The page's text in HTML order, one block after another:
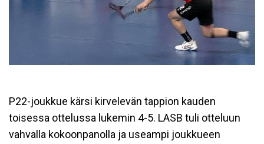
P22-joukkue kärsi kirvelevän tappion kauden
toisessa ottelussa lukemin 4-5. LASB tuli otteluun
vahvalla kokoonpanolla ja useampi joukkueen